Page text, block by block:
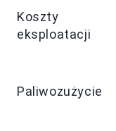
Koszty
eksploatacji
Paliwozużycie